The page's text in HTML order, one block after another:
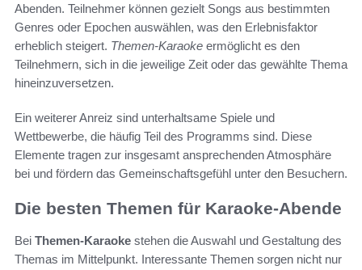
Abenden. Teilnehmer können gezielt Songs aus bestimmten
Genres oder Epochen auswählen, was den Erlebnisfaktor
erheblich steigert. Themen-Karaoke ermöglicht es den
Teilnehmern, sich in die jeweilige Zeit oder das gewählte Thema
hineinzuversetzen.
Ein weiterer Anreiz sind unterhaltsame Spiele und
Wettbewerbe, die häufig Teil des Programms sind. Diese
Elemente tragen zur insgesamt ansprechenden Atmosphäre
bei und fördern das Gemeinschaftsgefühl unter den Besuchern.
Die besten Themen für Karaoke-Abende
Bei Themen-Karaoke stehen die Auswahl und Gestaltung des
Themas im Mittelpunkt. Interessante Themen sorgen nicht nur